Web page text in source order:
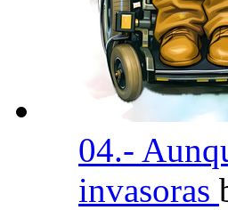
04.-
invasoras